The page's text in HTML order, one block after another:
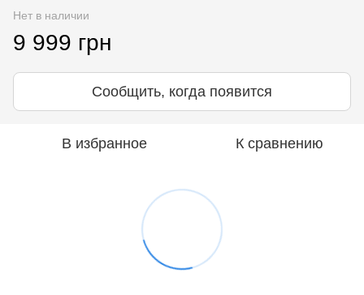
Нет в наличии
9 999 грн
Сообщить, когда появится
В избранное К сравнению